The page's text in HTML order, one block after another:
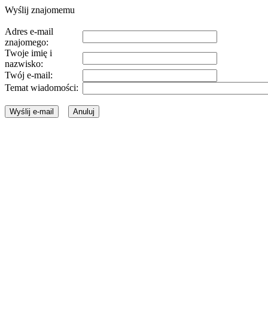
Wyślij znajomemu
Adres e-mail
znajomego:
Twoje imię i
nazwisko:
Twój e-mail:
Temat wiadomości: